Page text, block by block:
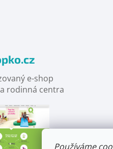
Používáme
e-shop
rodinná centra